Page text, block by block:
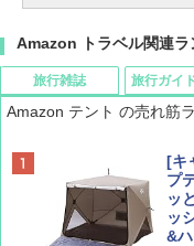
Amazon トラベル関連ラ
旅行雑誌
デ
誌]
￥
旅行ガイ
力
￥
Amazon テント の売れ筋
[キ
プ
ッ
ッ
&